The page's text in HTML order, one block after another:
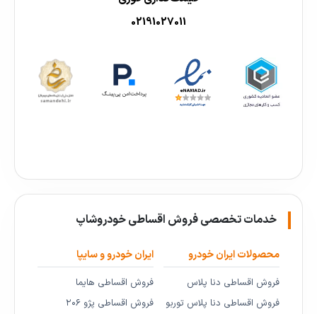
02191027011
خدمات تخصصی فروش اقساطی خودروشاپ
محصولات ایران خودرو
فروش اقساطی دنا پلاس
فروش اقساطی دنا پلاس توربو
ایران خودرو و سایپا
فروش اقساطی هایما
فروش اقساطی پژو ۲۰۶